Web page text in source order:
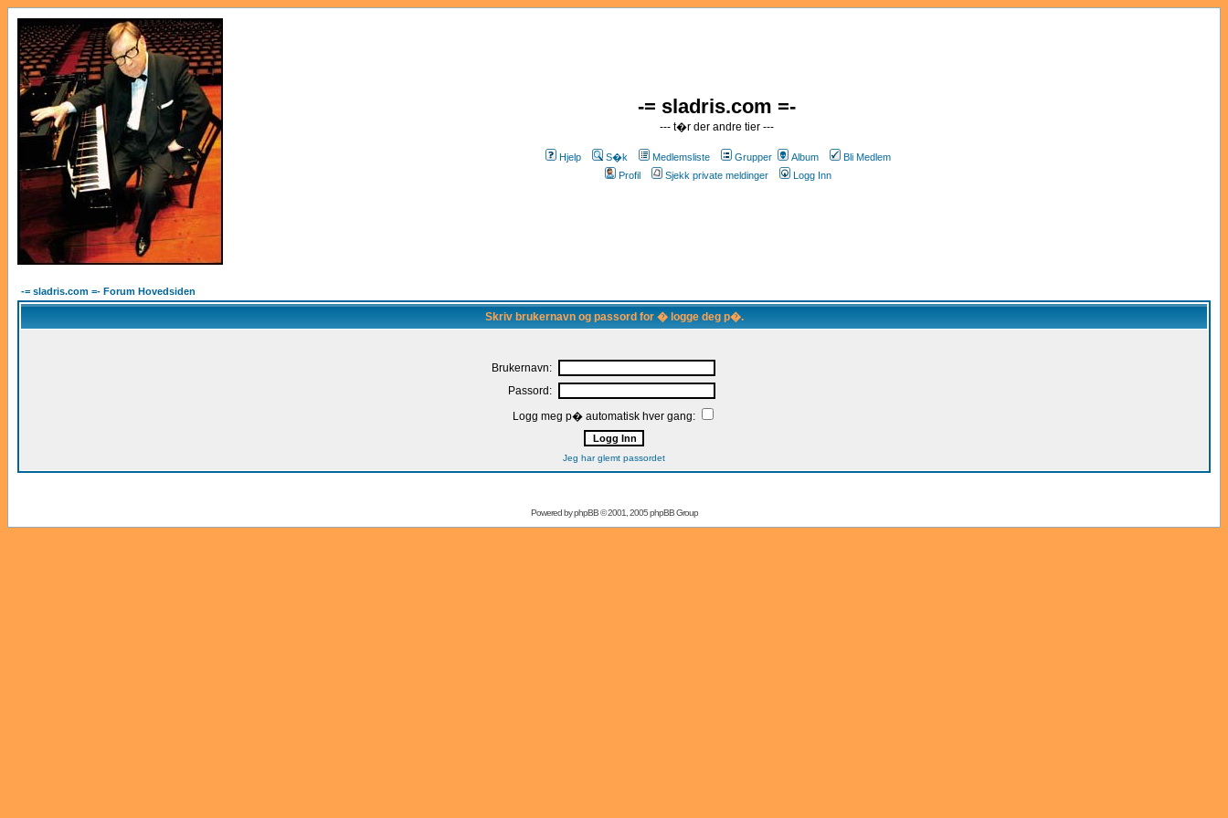
-= sladris.com =-
--- t�r der andre tier ---
Hjelp S�k Medlemsliste Grupper Album
Bli Medlem
Profil
Sjekk private meldinger Logg Inn
-= sladris.com =- Forum Hovedsiden
Skriv brukernavn og passord for � logge deg p�.
Brukernavn:
Passord:
Logg meg p� automatisk hver gang:
Jeg har glemt passordet
Powered byphpBB© 2001, 2005 phpBB Group